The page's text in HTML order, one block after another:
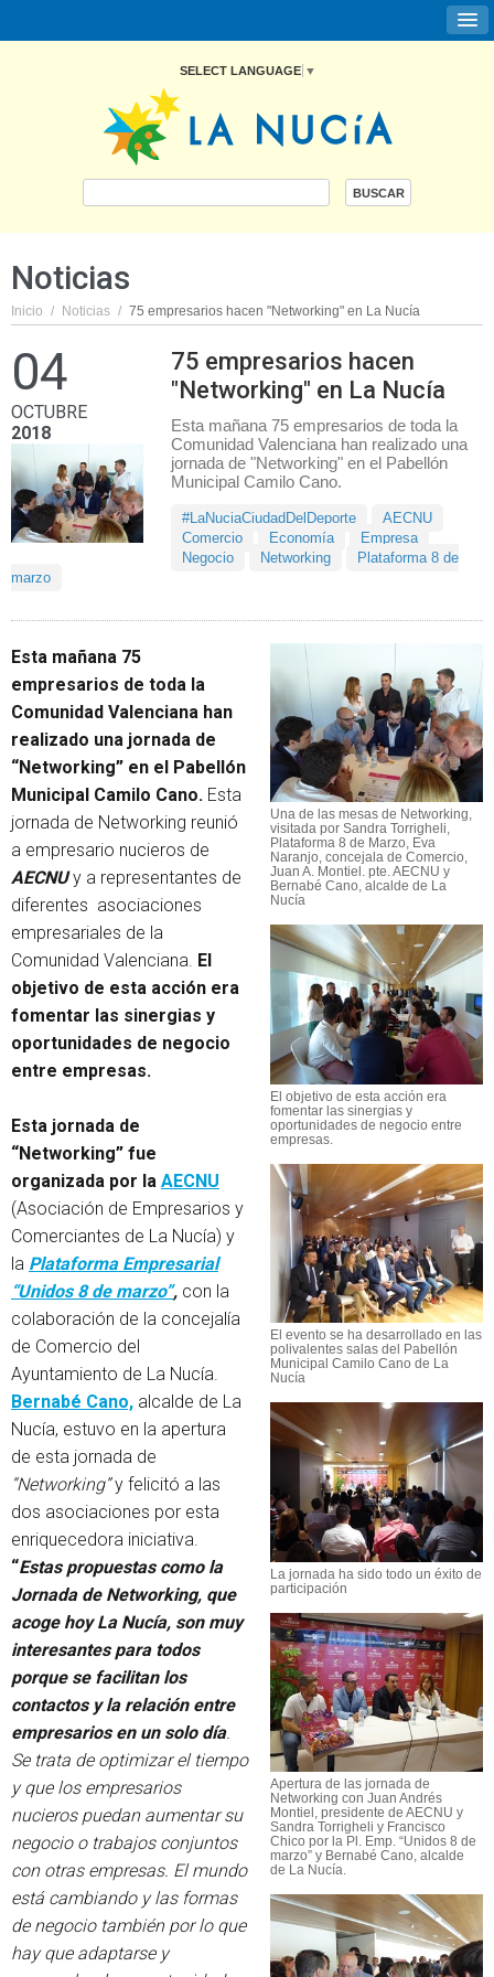
SELECT LANGUAGE ▼
Noticias
Inicio / Noticias / 75 empresarios hacen "Networking" en La Nucía
04
OCTUBRE
2018
75 empresarios hacen
"Networking" en La Nucía
Esta mañana 75 empresarios de toda la
Comunidad Valenciana han realizado una
jornada de "Networking" en el Pabellón
Municipal Camilo Cano.
#LaNuciaCiudadDelDeporte
AECNU
Comercio
Economía
Empresa
Negocio
Networking
Plataforma 8 de
marzo
Una de las mesas de Networking,
visitada por Sandra Torrigheli,
Plataforma 8 de Marzo, Eva
Naranjo, concejala de Comercio,
Juan A. Montiel. pte. AECNU y
Bernabé Cano, alcalde de La
Nucía
El objetivo de esta acción era
fomentar las sinergias y
oportunidades de negocio entre
empresas.
El evento se ha desarrollado en las
polivalentes salas del Pabellón
Municipal Camilo Cano de La
Nucía
La jornada ha sido todo un éxito de
participación
Apertura de las jornada de
Networking con Juan Andrés
Montiel, presidente de AECNU y
Sandra Torrigheli y Francisco
Chico por la Pl. Emp. “Unidos 8 de
marzo” y Bernabé Cano, alcalde
de La Nucía.
Esta mañana 75
empresarios de toda la
Comunidad Valenciana han
realizado una jornada de
“Networking” en el Pabellón
Municipal Camilo Cano. Esta
jornada de Networking reunió
a empresario nucieros de
AECNUy a representantes de
diferentes asociaciones
empresariales de la
Comunidad Valenciana. El
objetivo de esta acción era
fomentar las sinergias y
oportunidades de negocio
entre empresas.
Esta jornada de
“Networking” fue
organizada por la AECNU
(Asociación de Empresarios y
Comerciantes de La Nucía) y
la Plataforma Empresarial
“Unidos 8 de marzo”, con la
colaboración de la concejalía
de Comercio del
Ayuntamiento de La Nucía.
Bernabé Cano, alcalde de La
Nucía, estuvo en la apertura
de esta jornada de
“Networking”y felicitó a las
dos asociaciones por esta
enriquecedora iniciativa.
“Estas propuestas como la
Jornada de Networking, que
acoge hoy La Nucía, son muy
interesantes para todos
porque se facilitan los
contactos y la relación entre
empresarios en un solo día.
Se trata de optimizar el tiempo
y que los empresarios
nucieros puedan aumentar su
negocio o trabajos conjuntos
con otras empresas. El mundo
está cambiando y las formas
de negocio también por lo que
hay que adaptarse y